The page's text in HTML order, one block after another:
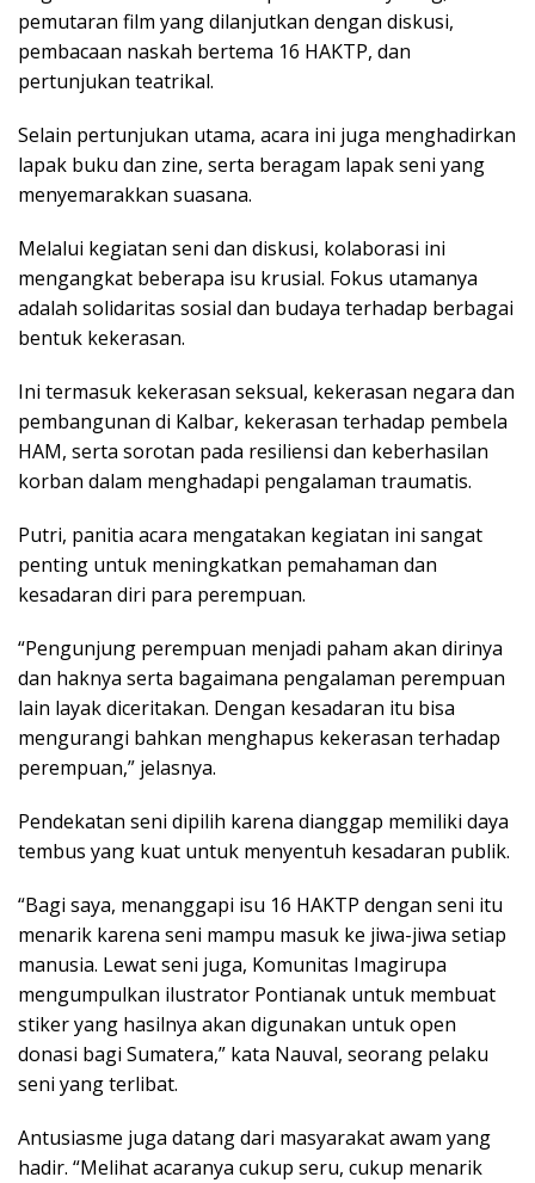
pemutaran film yang dilanjutkan dengan diskusi,
pembacaan naskah bertema 16 HAKTP, dan
pertunjukan teatrikal.
Selain pertunjukan utama, acara ini juga menghadirkan
lapak buku dan zine, serta beragam lapak seni yang
menyemarakkan suasana.
Melalui kegiatan seni dan diskusi, kolaborasi ini
mengangkat beberapa isu krusial. Fokus utamanya
adalah solidaritas sosial dan budaya terhadap berbagai
bentuk kekerasan.
Ini termasuk kekerasan seksual, kekerasan negara dan
pembangunan di Kalbar, kekerasan terhadap pembela
HAM, serta sorotan pada resiliensi dan keberhasilan
korban dalam menghadapi pengalaman traumatis.
Putri, panitia acara mengatakan kegiatan ini sangat
penting untuk meningkatkan pemahaman dan
kesadaran diri para perempuan.
“Pengunjung perempuan menjadi paham akan dirinya
dan haknya serta bagaimana pengalaman perempuan
lain layak diceritakan. Dengan kesadaran itu bisa
mengurangi bahkan menghapus kekerasan terhadap
perempuan,” jelasnya.
Pendekatan seni dipilih karena dianggap memiliki daya
tembus yang kuat untuk menyentuh kesadaran publik.
“Bagi saya, menanggapi isu 16 HAKTP dengan seni itu
menarik karena seni mampu masuk ke jiwa-jiwa setiap
manusia. Lewat seni juga, Komunitas Imagirupa
mengumpulkan ilustrator Pontianak untuk membuat
stiker yang hasilnya akan digunakan untuk open
donasi bagi Sumatera,” kata Nauval, seorang pelaku
seni yang terlibat.
Antusiasme juga datang dari masyarakat awam yang
hadir. “Melihat acaranya cukup seru, cukup menarik